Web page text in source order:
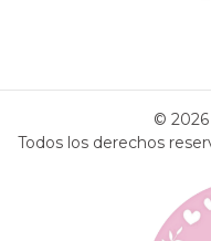
© 2026
Todos los derechos